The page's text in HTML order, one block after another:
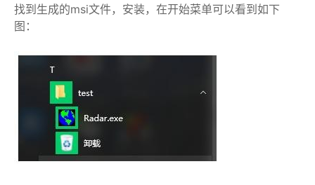
找到生成的msi文件，安装，在开始菜单可以看到如下
图：